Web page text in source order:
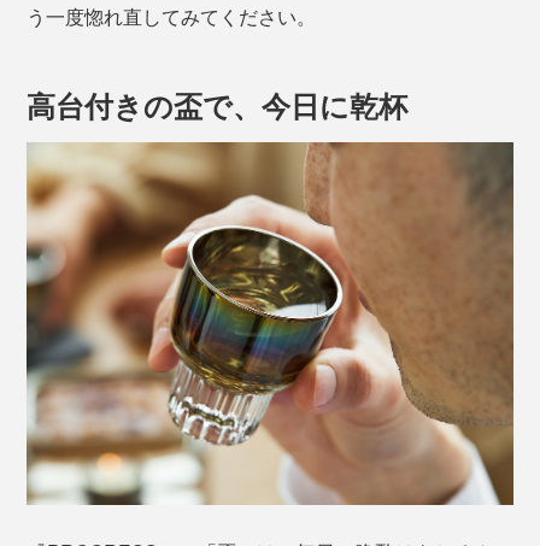
う一度惚れ直してみてください。
高台付きの盃で、今日に乾杯